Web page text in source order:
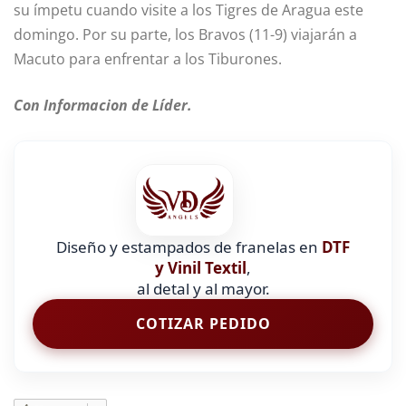
su ímpetu cuando visite a los Tigres de Aragua este
domingo. Por su parte, los Bravos (11-9) viajarán a
Macuto para enfrentar a los Tiburones.
Con Informacion de Líder.
Diseño y estampados de franelas en DTF
y Vinil Textil,
al detal y al mayor.
COTIZAR PEDIDO